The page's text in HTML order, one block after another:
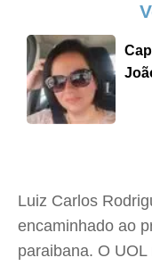
Luiz Carlos
encaminhado ao
paraibana. O